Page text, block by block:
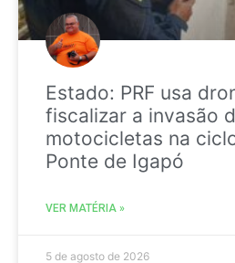
Estado: PRF usa
fiscalizar a invasão
motocicletas na
Ponte de Igapó
VER MATÉRIA »
5 de agosto de 2026